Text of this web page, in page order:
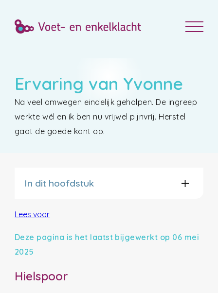
Ervaring van Yvonne
Na veel omwegen eindelijk geholpen. De ingreep
werkte wél en ik ben nu vrijwel pijnvrij. Herstel
gaat de goede kant op.
In dit hoofdstuk
Lees voor
Deze pagina is het laatst bijgewerkt op 06 mei
2025
Hielspoor